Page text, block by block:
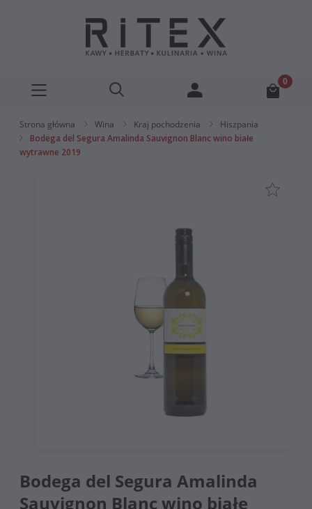
Strona główna Wina Kraj pochodzenia
Hiszpania
Bodega del Segura Amalinda Sauvignon Blanc wino białe
wytrawne 2019
Bodega del Segura Amalinda
Sauvignon Blanc wino białe